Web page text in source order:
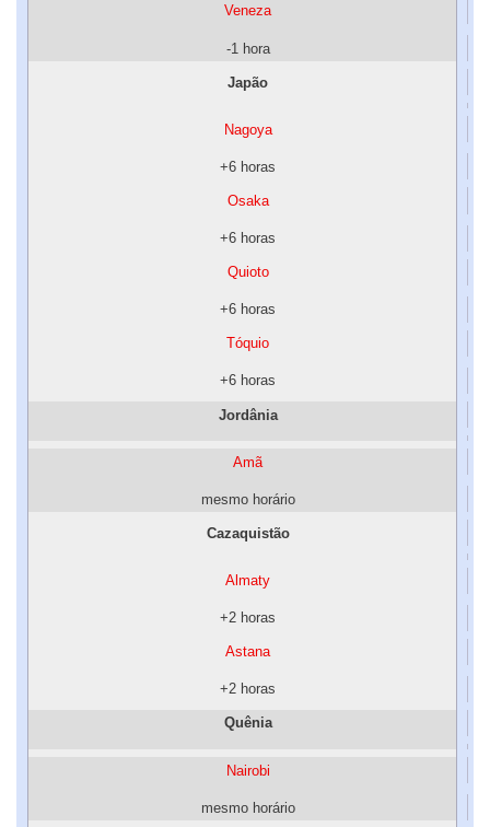
Veneza
-1 hora
Japão
Nagoya
+6 horas
Osaka
+6 horas
Quioto
+6 horas
Tóquio
+6 horas
Jordânia
Amã
mesmo horário
Cazaquistão
Almaty
+2 horas
Astana
+2 horas
Quênia
Nairobi
mesmo horário